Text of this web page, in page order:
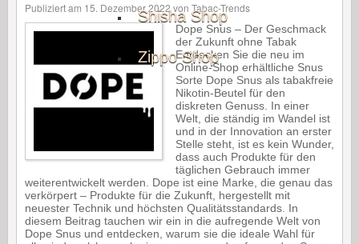
Shisha Shop
Zippo Shop
Publiziert am 15. Dezember 2022von Tabac-Trends
Dope Snus – Der Geschmack
der Zukunft ohne Tabak
Entdecken Sie die neu im
Online-Shop erhältliche Snus
Sorte Dope Snus als tabakfreie
Nikotin-Beutel für den
diskreten Genuss. In einer
Welt, die ständig im Wandel ist
und in der Innovation an erster
Stelle steht, ist es kein Wunder,
dass auch Produkte für den
täglichen Gebrauch immer
weiterentwickelt werden. Dope ist eine Marke, die genau das
verkörpert – Produkte für die Zukunft, hergestellt mit
neuester Technik und höchsten Qualitätsstandards. In
diesem Beitrag tauchen wir ein in die aufregende Welt von
Dope Snus und entdecken, warum sie die ideale Wahl für